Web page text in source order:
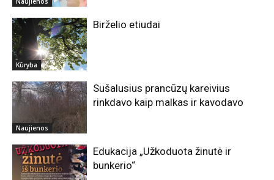
Kūryba
Birželio etiudai
Naujienos
Sušalusius prancūzų kareivius
rinkdavo kaip malkas ir kavodavo
Edukacija „Užkoduota žinutė ir
bunkerio“